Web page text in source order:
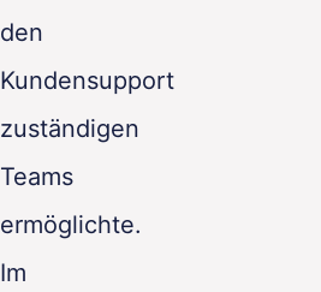
den
Kundensupport
zuständigen
Teams
ermöglichte.
Im